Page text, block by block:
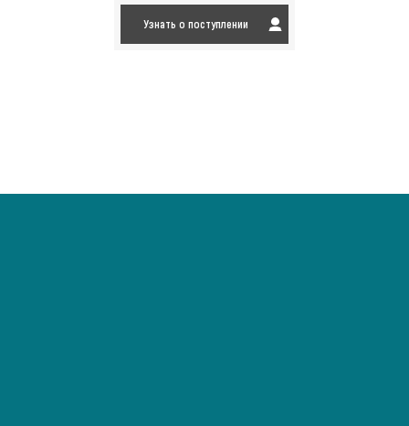
Узнать о поступлении